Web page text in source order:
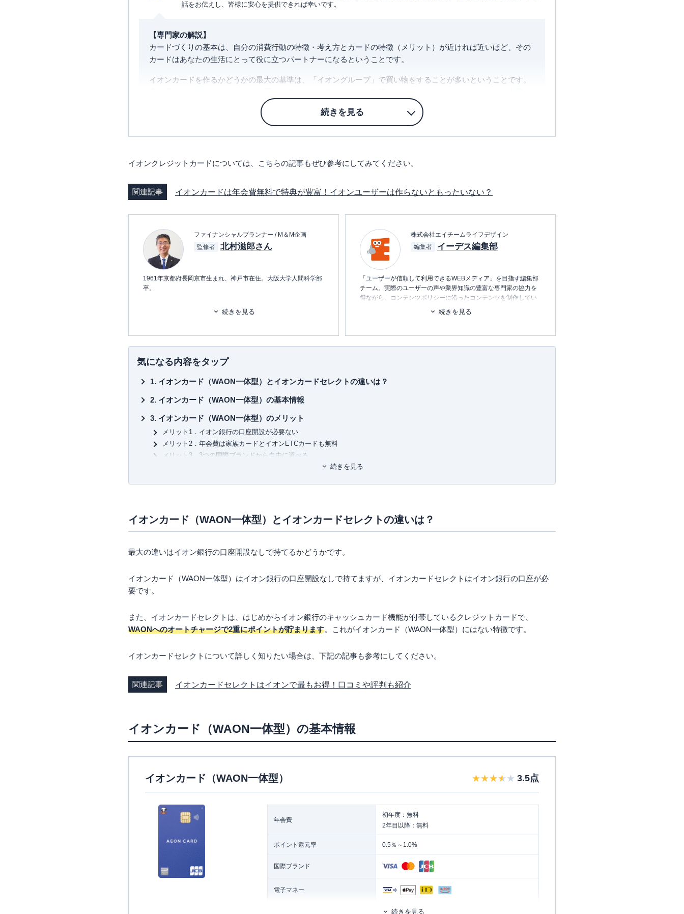
話をお伝えし、皆様に安心を提供できれば幸いです。
【専門家の解説】
カードづくりの基本は、自分の消費行動の特徴・考え方とカードの特徴（メリット）が近ければ近いほど、その
カードはあなたの生活にとって役に立つパートナーになるということです。
イオンカードを作るかどうかの最大の基準は、「イオングループ」で買い物をすることが多いということです。
ルナカ等）があり、毎月数回買い物をするのであれば、迷うことなくカードを作るべきだと思います。
問題は、引き落とし口座をどこにするかです。今のメインバンク（給与振込口座等）がイオン銀行以外で、その
銀行から引き落としたい、またはわざわざイオン銀行に毎月振り込むのは手数料もかかって面倒、という方であ
メインバンクにしようという方であれば「イオンカードセレクト」を作ればさらにおトクとなっているのです。
現金で支払うよりも便利でおトクな決済方法がドンドン出てきます。研究を怠ることなく、生活防衛していきた
イオンクレジットカードについては、こちらの記事もぜひ参考にしてみてください。
関連記事 イオンカードは年会費無料で特典が豊富！イオンユーザーは作らないともったいない？
ファイナンシャルプランナー / M＆M企画
監修者
北村滋郎さん
1961年京都府長岡京市生まれ、神戸市在住。大阪大学人間科学部
卒。
上場企業に人事として就職して最年少管理職に就任。その後、正
論を振りかざして上司を論破しまくったため、組織で孤立という
阪神淡路大震災での被災を機に、日本古来の哲学・仏教等に関心
を持ち、人は理屈だけで動くのでないことを学ぶ。自然哲学を活
かした経営理論を多くの師匠から伝授され、成果を上げて、取締
現在は、会社経営のみならず人生経営にも理論を発展させ、人生
のビジョンを創造し、生きるチカラを育むアドバイザーとして就
職する学生・終活シニア・経営者の方にビジネスモデル構築・採
用定着率向上・社員のキャリア自律支援・起業指導にと成果を上
げつつある。「人に関わる経営課題を家庭教師のように一緒に解
決していく手法が実践的」と好評を得ている。
続きを見る
株式会社エイチームライフデザイン
編集者
イーデス編集部
「ユーザーが信頼して利用できるWEBメディア」を目指す編集部
チーム。実際のユーザーの声や業界知識の豊富な専門家の協力を
得ながら、コンテンツポリシーに沿ったコンテンツを制作してい
ます。暮らしに関するトピックを中心に、読者の「まよい」を解
消し、最適な選択を支援するためのコンテンツを制作中です。
■書籍
初心者でもわかる！お金に関するアレコレの選び方BOOK
続きを見る
気になる内容をタップ
イオンカード（WAON一体型）とイオンカードセレクトの違いは？
イオンカード（WAON一体型）の基本情報
イオンカード（WAON一体型）のメリット
メリット1．イオン銀行の口座開設が必要ない
メリット2．年会費は家族カードとイオンETCカードも無料
メリット3．3つの国際ブランドから自由に選べる
デメリット１．WAONへのチャージでポイントが貯まらない
デメリット２．旅行傷害保険が付帯されていない
イオンカード（WAON一体型） をお得に使える人はこのような人！
わざわざイオン銀行を開設するのが面倒な人
イオン銀行の口座開設なしで持てるイオンカードについてよくある質問
イオン銀行の口座開設なしで持てるイオンカードの種類は？
続きを見る
イオンカード（WAON一体型）とイオンカードセレクトの違いは？
最大の違いはイオン銀行の口座開設なしで持てるかどうかです。
イオンカード（WAON一体型）はイオン銀行の口座開設なしで持てますが、イオンカードセレクトはイオン銀行の口座が必
要です。
また、イオンカードセレクトは、はじめからイオン銀行のキャッシュカード機能が付帯しているクレジットカードで、
WAONへのオートチャージで2重にポイントが貯まります。これがイオンカード（WAON一体型）にはない特徴です。
イオンカードセレクトについて詳しく知りたい場合は、下記の記事も参考にしてください。
関連記事 イオンカードセレクトはイオンで最もお得！口コミや評判も紹介
イオンカード（WAON一体型）の基本情報
イオンカード（WAON一体型） 3.5点
年会費
初年度：無料
2年目以降：無料
ポイント還元率 0.5％～1.0%
国際ブランド
電子マネー
約3週間
続きを見る